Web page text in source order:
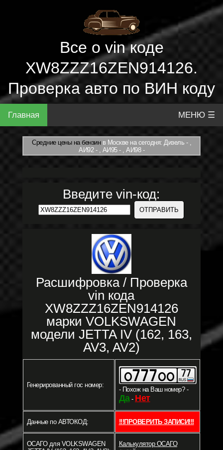
Все о vin коде
XW8ZZZ16ZEN914126.
Проверка авто по ВИН коду
Главная МЕНЮ ☰
Средние цены на бензинв Москве на сегодня: Дизель - ,
АИ92 - , АИ95 - , АИ98 -
Введите vin-код:
Расшифровка / Проверка
vin кода
XW8ZZZ16ZEN914126
марки VOLKSWAGEN
модели JETTA IV (162, 163,
AV3, AV2)
Генерированный гос номер:
- Похож на Ваш номер? -
Да- Нет
Данные по АВТОКОД: !!!ПРОВЕРИТЬ ЗАПИСИ!!!
ОСАГО для VOLKSWAGEN
Калькулятор ОСАГО